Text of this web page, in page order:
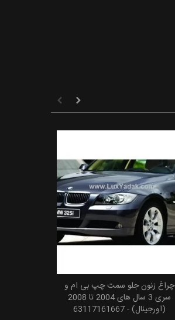
افزودن به سبد خرید
چراغ زنون جلو سمت چپ بی ام و
سری 3 سال های 2004 تا 2008
(اورجینال) - 63117161667